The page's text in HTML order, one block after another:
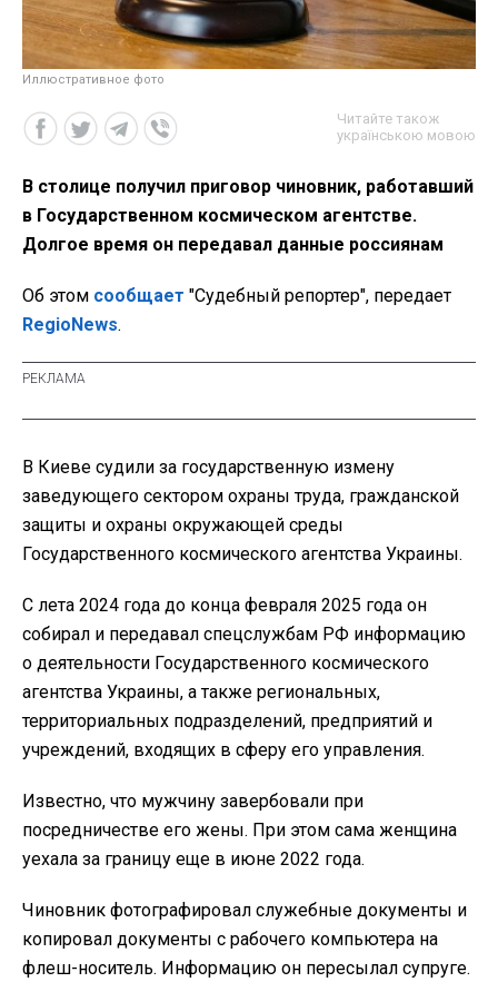
Иллюстративное фото
Читайте також
українською мовою
В столице получил приговор чиновник, работавший
в Государственном космическом агентстве.
Долгое время он передавал данные россиянам
Об этом сообщает "Судебный репортер", передает
RegioNews.
В Киеве судили за государственную измену
заведующего сектором охраны труда, гражданской
защиты и охраны окружающей среды
Государственного космического агентства Украины.
С лета 2024 года до конца февраля 2025 года он
собирал и передавал спецслужбам РФ информацию
о деятельности Государственного космического
агентства Украины, а также региональных,
территориальных подразделений, предприятий и
учреждений, входящих в сферу его управления.
Известно, что мужчину завербовали при
посредничестве его жены. При этом сама женщина
уехала за границу еще в июне 2022 года.
Чиновник фотографировал служебные документы и
копировал документы с рабочего компьютера на
флеш-носитель. Информацию он пересылал супруге.